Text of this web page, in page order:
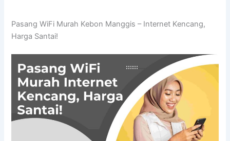
Pasang WiFi Murah Kebon Manggis – Internet Kencang,
Harga Santai!